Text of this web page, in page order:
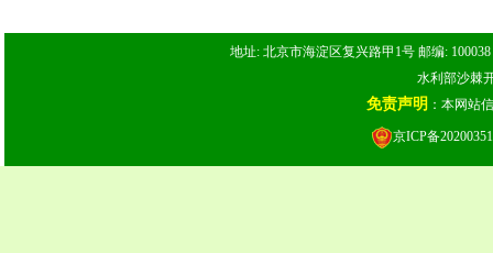
地址: 北京市海淀区复兴路甲1号 邮编:
水利部沙棘
免责声明 ：本网站
京ICP备